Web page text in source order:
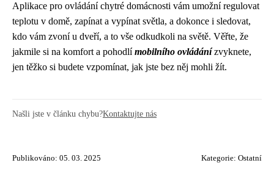
Aplikace pro ovládání chytré domácnosti vám umožní regulovat
teplotu v domě, zapínat a vypínat světla, a dokonce i sledovat,
kdo vám zvoní u dveří, a to vše odkudkoli na světě. Věřte, že
jakmile si na komfort a pohodlímobilního ovládánízvyknete,
jen těžko si budete vzpomínat, jak jste bez něj mohli žít.
Našli jste v článku chybu?Kontaktujte nás
Publikováno: 05. 03. 2025 Kategorie: Ostatní